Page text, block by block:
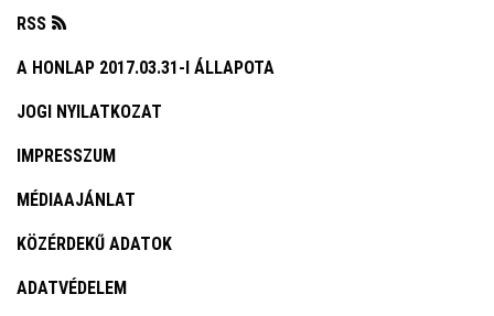
RSS
A HONLAP 2017.03.31-I ÁLLAPOTA
JOGI NYILATKOZAT
IMPRESSZUM
MÉDIAAJÁNLAT
KÖZÉRDEKŰ ADATOK
ADATVÉDELEM